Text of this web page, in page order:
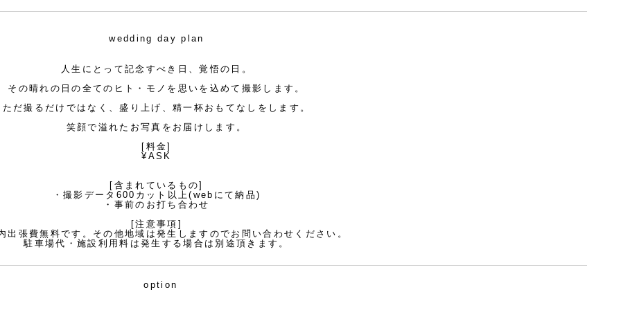
​wedding day plan
人生にとって 記念すべき日、覚悟の日。
その晴れの日の全てのヒト・モノを思いを込めて撮影します。
ただ撮るだけではなく、盛り上げ、精一杯おもてなしをします。
​笑顔で溢れたお写真をお届けします。
[料金]
¥ASK
[含まれているもの]
・撮影データ600カット以上(webにて納品)
​・事前のお打ち合わせ
[注意事項]
出張費無料です。その他地域は発生しますのでお問い合わせください。
駐車場代・施設利用料は発生する場合は別途頂きます。
option